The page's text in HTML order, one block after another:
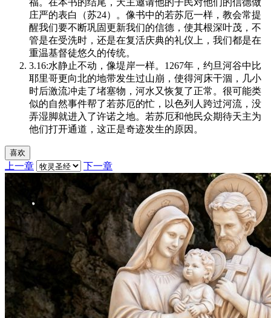
庄严的表白（苏24）。像书中的若苏厄一样，教会常提
醒我们要不断巩固更新我们的信德，使其根深叶茂，不
管是在受洗时，还是在复活庆典的礼仪上，我们都是在
重温基督徒悠久的传统。
3.16:水静止不动，像堤岸一样。1267年，约旦河谷中比
耶里哥更向北的地带发生过山崩，使得河床干涸，几小
时后激流冲走了堵塞物，河水又恢复了正常。很可能类
似的自然事件帮了若苏厄的忙，以色列人跨过河流，没
弄湿脚就进入了许诺之地。若苏厄和他民众期待天主为
他们打开通道，这正是奇迹发生的原因。
喜欢
上一章 下一章